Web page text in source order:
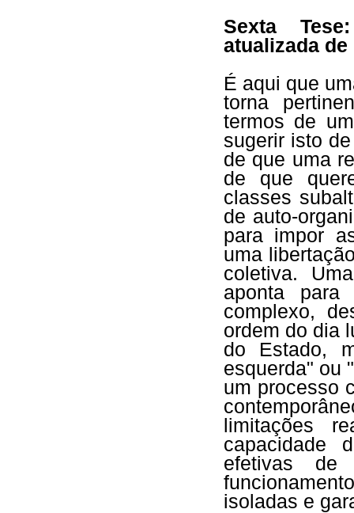
Sexta
atualizada
É aqui que
torna
termos de
sugerir isto
de que uma
de que
classes
de auto-
para impor
uma
coletiva.
aponta
complexo,
ordem do dia
do Estado,
esquerda" ou
um processo
limitações
capacidade
efetivas de
isoladas e